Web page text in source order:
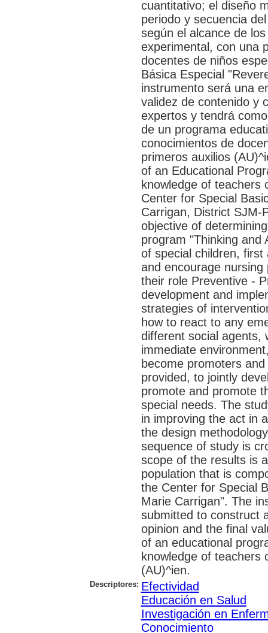
cuantitativo; el diseño
periodo y secuencia
según el alcance de
experimental, con una
docentes de niños
Básica Especial
instrumento será una
validez de contenido y
expertos y tendrá
de un programa
conocimientos de
primeros auxilios
of an Educational
knowledge of teachers
Center for Special
Carrigan, District SJM-
objective of
program "Thinking and
of special children,
and encourage
their role Preventive -
development and
strategies of
how to react to any
different social agents,
immediate
become promoters
provided, to jointly
promote and promote
special needs. The
in improving the act in
the design
sequence of study is
scope of the results is
population that is
the Center for Special
Marie Carrigan". The
submitted to construct
opinion and the final
of an educational
knowledge of teachers
(AU)^ien.
Descriptores: Efectividad
Educación en Salud
Investigación en
Conocimiento